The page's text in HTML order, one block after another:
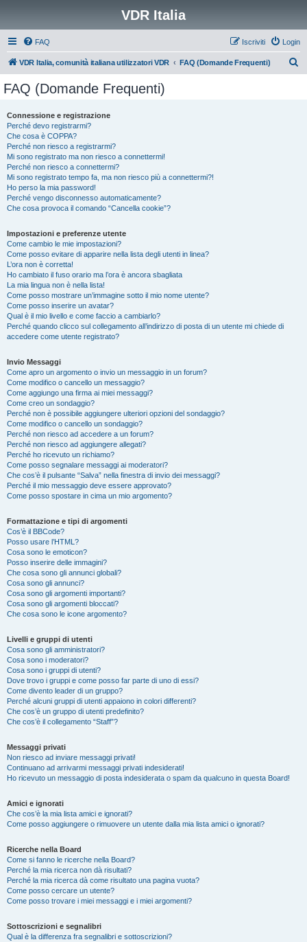
VDR Italia
FAQ Login
Iscriviti
VDR Italia, comunità italiana utilizzatori VDR FAQ (Domande Frequenti)
FAQ (Domande Frequenti)
Connessione e registrazione
Perché devo registrarmi?
Che cosa è COPPA?
Perché non riesco a registrarmi?
Mi sono registrato ma non riesco a connettermi!
Perché non riesco a connettermi?
Mi sono registrato tempo fa, ma non riesco più a connettermi?!
Ho perso la mia password!
Perché vengo disconnesso automaticamente?
Che cosa provoca il comando “Cancella cookie”?
Impostazioni e preferenze utente
Come cambio le mie impostazioni?
Come posso evitare di apparire nella lista degli utenti in linea?
L’ora non è corretta!
Ho cambiato il fuso orario ma l’ora è ancora sbagliata
La mia lingua non è nella lista!
Come posso mostrare un’immagine sotto il mio nome utente?
Come posso inserire un avatar?
Qual è il mio livello e come faccio a cambiarlo?
Perché quando clicco sul collegamento all’indirizzo di posta di un utente mi chiede di
accedere come utente registrato?
Invio Messaggi
Come apro un argomento o invio un messaggio in un forum?
Come modifico o cancello un messaggio?
Come aggiungo una firma ai miei messaggi?
Come creo un sondaggio?
Perché non è possibile aggiungere ulteriori opzioni del sondaggio?
Come modifico o cancello un sondaggio?
Perché non riesco ad accedere a un forum?
Perché non riesco ad aggiungere allegati?
Perché ho ricevuto un richiamo?
Come posso segnalare messaggi ai moderatori?
Che cos’è il pulsante “Salva” nella finestra di invio dei messaggi?
Perché il mio messaggio deve essere approvato?
Come posso spostare in cima un mio argomento?
Formattazione e tipi di argomenti
Cos’è il BBCode?
Posso usare l’HTML?
Cosa sono le emoticon?
Posso inserire delle immagini?
Che cosa sono gli annunci globali?
Cosa sono gli annunci?
Cosa sono gli argomenti importanti?
Cosa sono gli argomenti bloccati?
Che cosa sono le icone argomento?
Livelli e gruppi di utenti
Cosa sono gli amministratori?
Cosa sono i moderatori?
Cosa sono i gruppi di utenti?
Dove trovo i gruppi e come posso far parte di uno di essi?
Come divento leader di un gruppo?
Perché alcuni gruppi di utenti appaiono in colori differenti?
Che cos’è un gruppo di utenti predefinito?
Che cos’è il collegamento “Staff”?
Messaggi privati
Non riesco ad inviare messaggi privati!
Continuano ad arrivarmi messaggi privati indesiderati!
Ho ricevuto un messaggio di posta indesiderata o spam da qualcuno in questa Board!
Amici e ignorati
Che cos’è la mia lista amici e ignorati?
Come posso aggiungere o rimuovere un utente dalla mia lista amici o ignorati?
Ricerche nella Board
Come si fanno le ricerche nella Board?
Perché la mia ricerca non dà risultati?
Perché la mia ricerca dà come risultato una pagina vuota?
Come posso cercare un utente?
Come posso trovare i miei messaggi e i miei argomenti?
Sottoscrizioni e segnalibri
Qual è la differenza fra segnalibri e sottoscrizioni?